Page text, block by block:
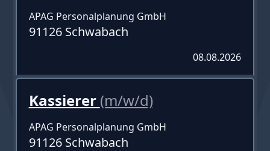
APAG Personalplanung GmbH
91126 Schwabach
08.08.2026
Kassierer (m/w/d)
APAG Personalplanung GmbH
91126 Schwabach